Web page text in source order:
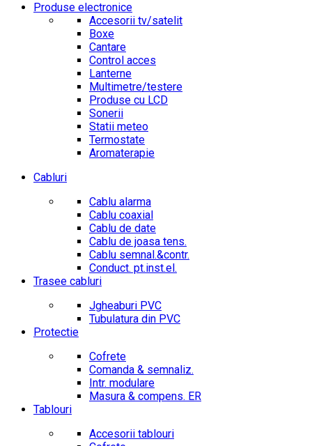
Produse electronice
Accesorii tv/satelit
Boxe
Cantare
Control acces
Lanterne
Multimetre/testere
Produse cu LCD
Sonerii
Statii meteo
Termostate
Aromaterapie
Cabluri
Cablu alarma
Cablu coaxial
Cablu de date
Cablu de joasa tens.
Cablu semnal.&contr.
Conduct. pt.inst.el.
Trasee cabluri
Jgheaburi PVC
Tubulatura din PVC
Protectie
Cofrete
Comanda & semnaliz.
Intr. modulare
Masura & compens. ER
Tablouri
Accesorii tablouri